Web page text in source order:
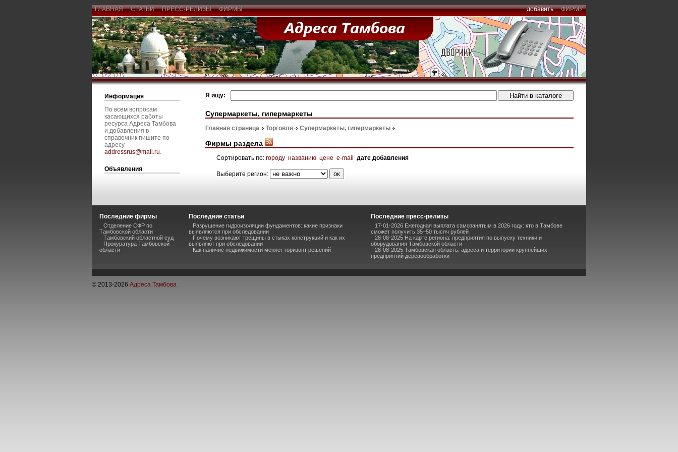
ГЛАВНАЯ СТАТЬИ ПРЕСС-РЕЛИЗЫ ФИРМЫ добавить ФИРМУ
Информация
По всем вопросам
касающихся работы
ресурса Адреса Тамбова
и добавления в
справочник пишите по
адресу
addressrus@mail.ru.
Объявления
Я ищу:
Супермаркеты, гипермаркеты
Главная страница Торговля Супермаркеты, гипермаркеты
Фирмы раздела
Сортировать по: городу названию цене e-mail дате добавления
Выберите регион:
Последние фирмы
Отделение СФР по
Тамбовской области
Тамбовский областной суд
Прокуратура Тамбовской
области
Последние статьи
Разрушение гидроизоляции фундаментов: какие признаки
выявляются при обследовании
Почему возникают трещины в стыках конструкций и как их
выявляют при обследовании
Как наличие недвижимости меняет горизонт решений
Последние пресс-релизы
17-01-2026 Ежегодная выплата самозанятым в 2026 году: кто в Тамбове
сможет получить 35–50 тысяч рублей
28-08-2025 На карте региона: предприятия по выпуску техники и
оборудования Тамбовской области
28-08-2025 Тамбовская область: адреса и территории крупнейших
предприятий деревообработки
© 2013-2026 Адреса Тамбова